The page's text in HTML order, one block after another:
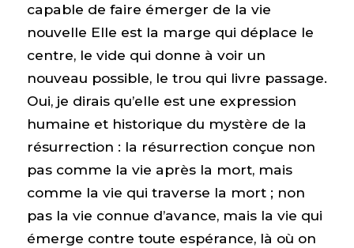
capable de faire émerger de la vie
nouvelle Elle est la marge qui déplace le
centre, le vide qui donne à voir un
nouveau possible, le trou qui livre passage.
Oui, je dirais qu’elle est une expression
humaine et historique du mystère de la
résurrection : la résurrection conçue non
pas comme la vie après la mort, mais
comme la vie qui traverse la mort ; non
pas la vie connue d’avance, mais la vie qui
émerge contre toute espérance, là où on